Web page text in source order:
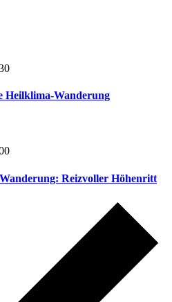
Heilklima-Wanderung
Reizvoller Höhenritt